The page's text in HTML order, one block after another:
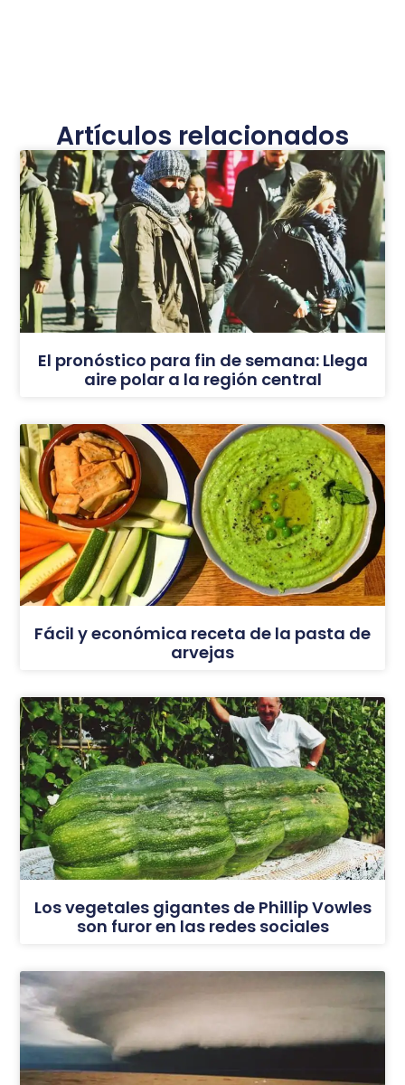
Artículos relacionados
El pronóstico para fin de semana: Llega
aire polar a la región central
Fácil y económica receta de la pasta de
arvejas
Los vegetales gigantes de Phillip Vowles
son furor en las redes sociales